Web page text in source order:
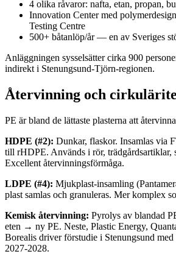
4 olika råvaror: nafta, etan, propan,
Innovation Center med
Testing Centre
500+ båtanlöp/år — en av Sveriges
Anläggningen sysselsätter cirka 900
indirekt i Stenungsund-Tjörn-regionen.
Återvinning och
PE är bland de lättaste plasterna att
HDPE (#2): Dunkar, flaskor. Insamlas via
till rHDPE. Används i rör, trädgårdsartiklar,
Excellent återvinningsförmåga.
LDPE (#4): Mjukplast-insamling
plast samlas och granuleras. Mer komplex
Kemisk återvinning: Pyrolys av blandad
eten → ny PE. Neste, Plastic Energy,
Borealis driver förstudie i Stenungsund
2027-2028.